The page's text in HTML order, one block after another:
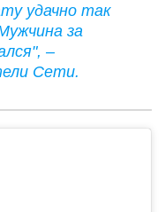
удачно так
за
–
Сети.